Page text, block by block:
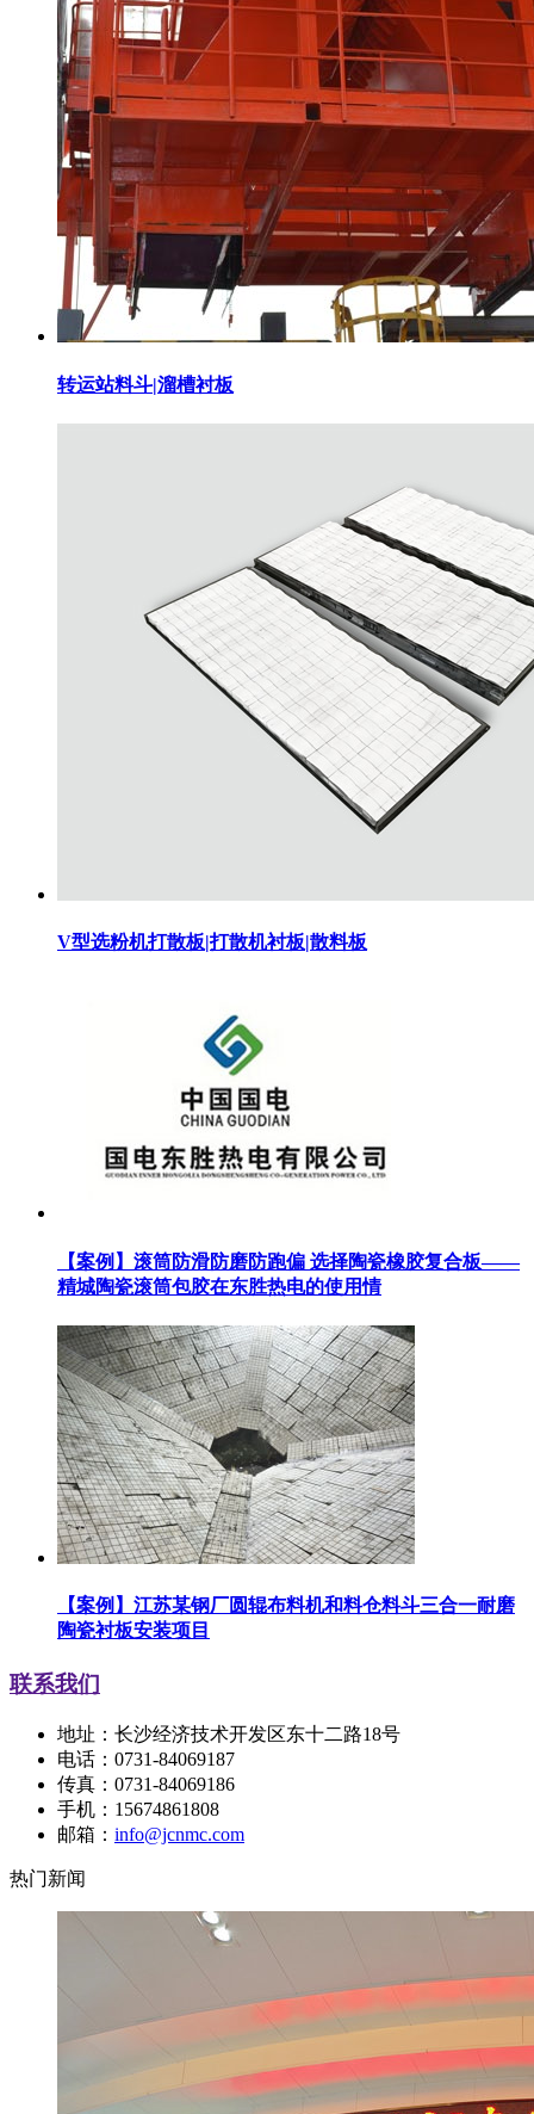
转运站料斗|溜槽衬板
V型选粉机打散板|打散机衬板|散料板
【案例】滚筒防滑防磨防跑偏 选择陶瓷橡胶复合板——
精城陶瓷滚筒包胶在东胜热电的使用情
【案例】江苏某钢厂圆辊布料机和料仓料斗三合一耐磨
陶瓷衬板安装项目
联系我们
地址：长沙经济技术开发区东十二路18号
电话：0731-84069187
传真：0731-84069186
手机：15674861808
邮箱： info@jcnmc.com
热门新闻